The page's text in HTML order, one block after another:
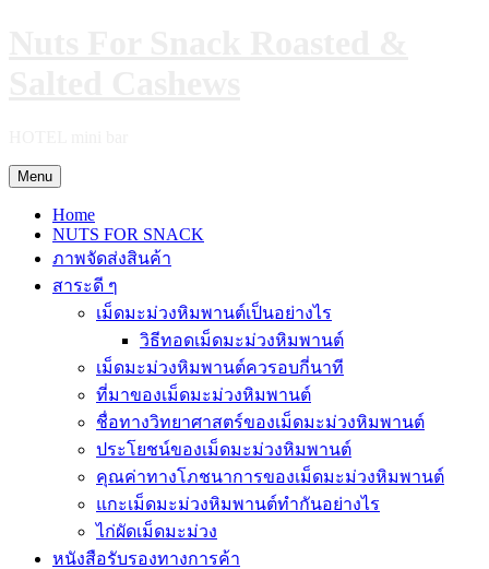
Menu
Home
NUTS FOR SNACK
ภาพจัดส่งสินค้า
สาระดี ๆ
เม็ดมะม่วงหิมพานต์เป็นอย่างไร
วิธีทอดเม็ดมะม่วงหิมพานต์
เม็ดมะม่วงหิมพานต์ควรอบกี่นาที
ที่มาของเม็ดมะม่วงหิมพานต์
ชื่อทางวิทยาศาสตร์ของเม็ดมะม่วงหิมพานต์
ประโยชน์ของเม็ดมะม่วงหิมพานต์
คุณค่าทางโภชนาการของเม็ดมะม่วงหิมพานต์
แกะเม็ดมะม่วงหิมพานต์ทำกันอย่างไร
ไก่ผัดเม็ดมะม่วง
หนังสือรับรองทางการค้า